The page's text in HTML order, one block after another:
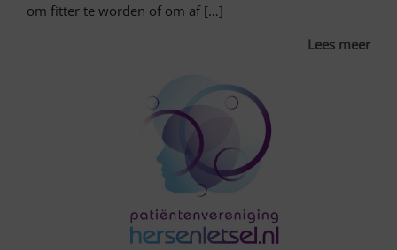
om fitter te worden of om af […]
Lees meer